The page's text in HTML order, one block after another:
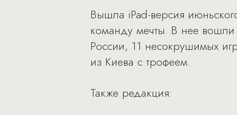
Вышла iPad-версия
команду мечты. В нее вошли
России, 11 несокрушимых
из Киева с трофеем.
Также редакция: